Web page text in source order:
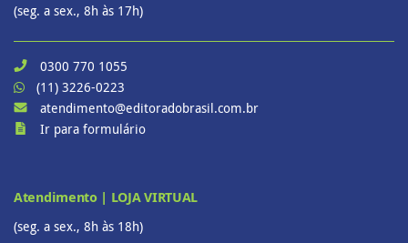
(seg. a sex., 8h às 17h)
0300 770 1055
(11) 3226-0223
atendimento@editoradobrasil.com.br
Ir para formulário
Atendimento | LOJA VIRTUAL
(seg. a sex., 8h às 18h)